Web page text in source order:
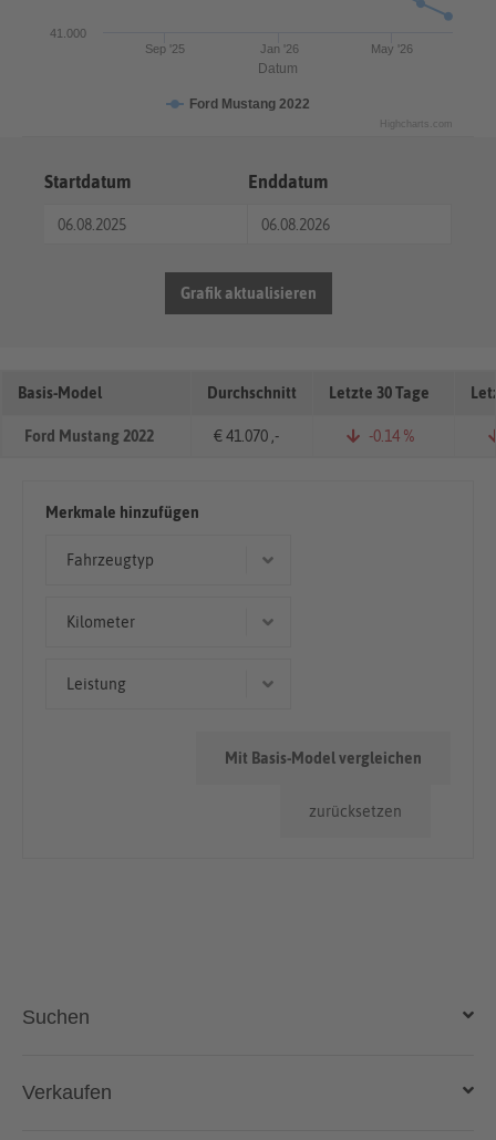
Datum
Ford Mustang 2022
Jan '26
Sep '25 May '26
41.000
Highcharts.com
Startdatum Enddatum
Grafik aktualisieren
Basis-Model Durchschnitt Letzte 30 Tage
Ford Mustang 2022 € 41.070 ,- -0.14 %
Merkmale hinzufügen
Fahrzeugtyp
Coupé/Sportwagen
Kilometer
Leistung
zurücksetzen
Mit Basis-Model vergleichen
Suchen
Auto kaufen
Verkaufen